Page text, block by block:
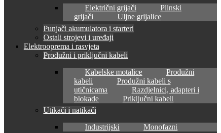
Električni grijači
Plinski
grijači
Uljne grijalice
Punjači akumulatora i starteri
Ostali strojevi i uređaji
Elektrooprema i rasvjeta
Produžni i priključni kabeli
Kabelske motalice
Produžni
kabeli
Produžni kabeli s
utičnicama
Razdjelnici, adapteri i
blokade
Priključni kabeli
Utikači i natikači
Industrijski
Monofazni